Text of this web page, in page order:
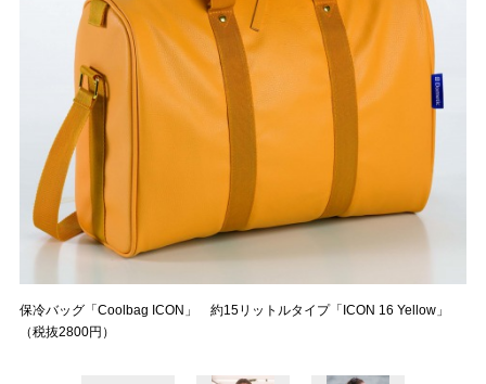
保冷バッグ「Coolbag ICON」 約15リットルタイプ「ICON 16 Yellow」
（税抜2800円）